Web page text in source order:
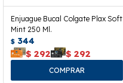
Enjuague Bucal Colgate Plax Soft
Mint 250 Ml.
$ 344
$ 292 $ 292